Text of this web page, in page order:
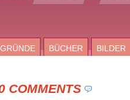
BÜCHER BILDER
COMMENTS